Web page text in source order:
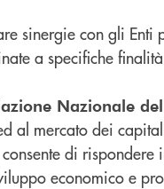
sinergie con gli Enti
a specifiche
Nazionale
al mercato dei
di rispondere
economico e